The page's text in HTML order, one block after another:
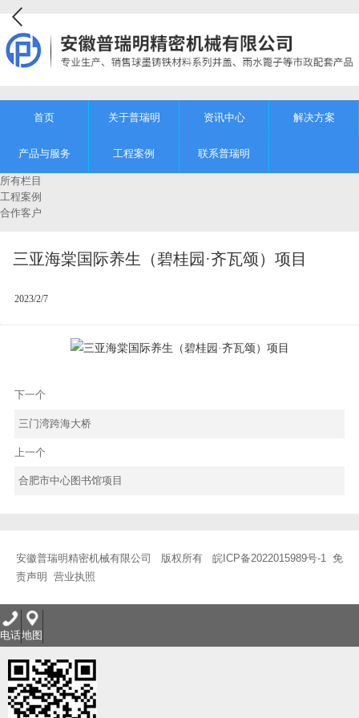
首页 关于普瑞明 资讯中心 解决方案
产品与服务 工程案例 联系普瑞明
所有栏目
工程案例
合作客户
三亚海棠国际养生（碧桂园·齐瓦颂）项目
2023/2/7
下一个
三门湾跨海大桥
上一个
合肥市中心图书馆项目
安徽普瑞明精密机械有限公司 版权所有 皖ICP备2022015989号-1
免
责声明 营业执照
电话地图